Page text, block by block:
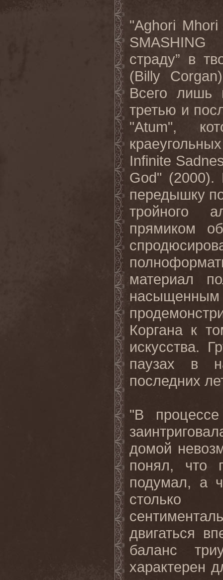
"Aghori Mhori
SMASHING
страду” в
(Billy Corgan
Всего лишь
третью и
"Atum",
Infinite
God" (2000).
передышку
тройного
прямиком
материал
Коргана к
искусства.
паузах
в
последних
"В
домой
понял,
подумал, а
двигаться
баланс
характерен